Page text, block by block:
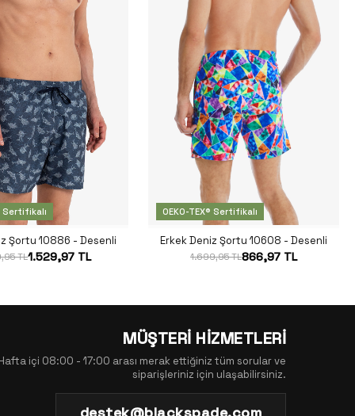
Sertifikalı
Şortu 10886 - Desenli
TL1.529,97 TL
OEKO-TEX® Sertifikalı
Erkek Deniz Şortu 10608 - Desenli
1.699,95 TL866,97 TL
MÜŞTERİ HİZMETLERİ
içi 08:00 - 17:00 arası merak ettiğiniz tüm sorular ve
siparişleriniz için ulaşabilirsiniz.